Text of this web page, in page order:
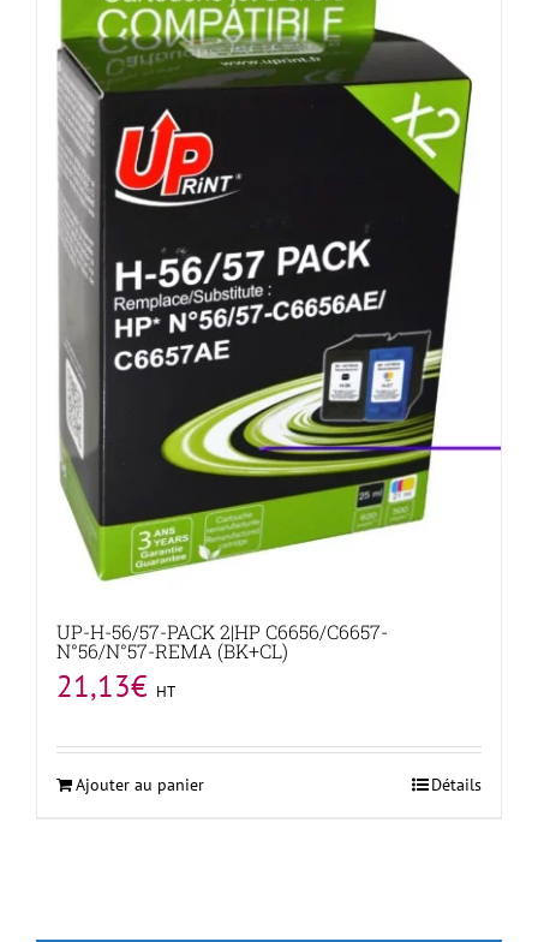
UP-H-56/57-PACK 2|HP C6656/C6657-
N°56/N°57-REMA (BK+CL)
21,13€ HT
Ajouter au panier Détails